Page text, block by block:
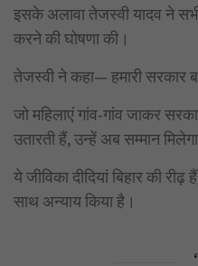
इसके अलावा तेजस्वी यादव ने सभी
करने की घोषणा की।
तेजस्वी ने कहा— हमारी सरकार
जो महिलाएं गांव-गांव जाकर
उतारती हैं, उन्हें अब सम्मान
ये जीविका दीदियां बिहार की
साथ अन्याय किया है।